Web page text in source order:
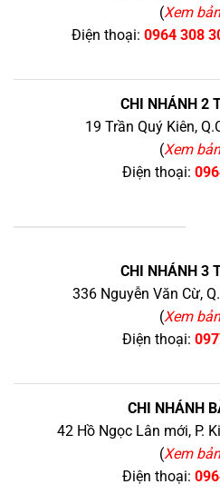
(Xem
Điện thoại: 0964 308
CHI NHÁNH 2
19 Trần Quý Kiên,
(Xem
Điện thoại:
CHI NHÁNH 3
336 Nguyễn Văn Cừ,
(Xem
Điện thoại:
CHI NHÁNH
42 Hồ Ngọc Lân mới, P.
(Xem
Điện thoại: